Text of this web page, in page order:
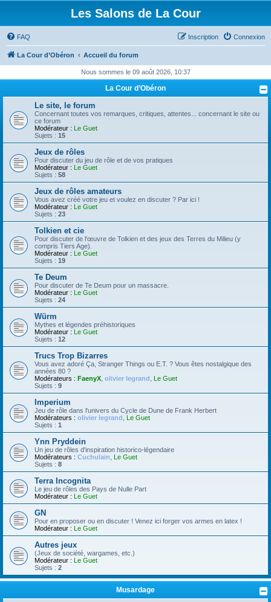
Les Salons de La Cour
FAQ Connexion
Inscription
La Cour d’Obéron Accueil du forum
Nous sommes le 09 août 2026, 10:37
La Cour d’Obéron
Le site, le forum
Concernant toutes vos remarques, critiques, attentes... concernant le site ou
ce forum
Modérateur : Le Guet
Sujets : 15
Jeux de rôles
Pour discuter du jeu de rôle et de vos pratiques
Modérateur : Le Guet
Sujets : 58
Jeux de rôles amateurs
Vous avez créé votre jeu et voulez en discuter ? Par ici !
Modérateur : Le Guet
Sujets : 23
Tolkien et cie
Pour discuter de l'œuvre de Tolkien et des jeux des Terres du Milieu (y
compris Tiers Age).
Modérateur : Le Guet
Sujets : 19
Te Deum
Pour discuter de Te Deum pour un massacre.
Modérateur : Le Guet
Sujets : 24
Würm
Mythes et légendes préhistoriques
Modérateur : Le Guet
Sujets : 12
Trucs Trop Bizarres
Vous avez adoré Ça, Stranger Things ou E.T. ? Vous êtes nostalgique des
années 80 ?
Modérateurs : FaenyX olivier legrand
Le Guet
Sujets : 9
Imperium
Jeu de rôle dans l'univers du Cycle de Dune de Frank Herbert
Modérateurs : olivier legrand
Le Guet
Sujets : 1
Ynn Pryddein
Un jeu de rôles d'inspiration historico-légendaire
Modérateurs : Cuchulain
Le Guet
Sujets : 8
Terra Incognita
Le jeu de rôles des Pays de Nulle Part
Modérateur : Le Guet
GN
Pour en proposer ou en discuter ! Venez ici forger vos armes en latex !
Modérateur : Le Guet
Autres jeux
(Jeux de société, wargames, etc.)
Modérateur : Le Guet
Sujets : 2
Musardage